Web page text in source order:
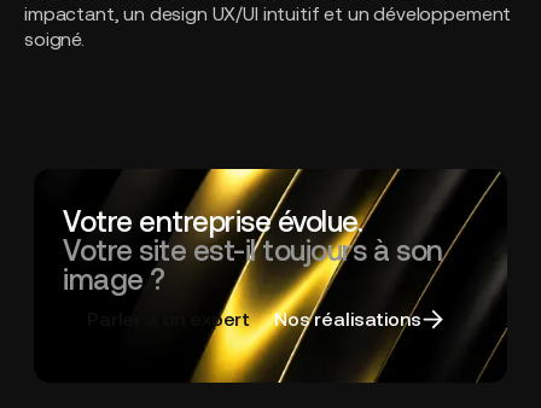
impactant, un design UX/UI intuitif et un développement
soigné.
Votre entreprise évolue.
Votre site est-il toujours à son
image ?
Parler à un expert Nos réalisations